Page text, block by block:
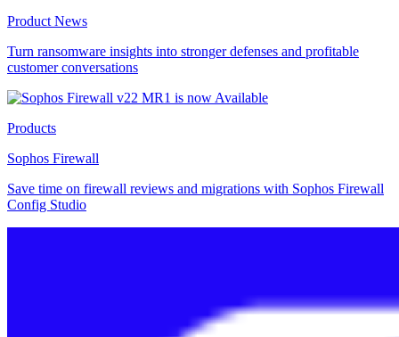
Product News
Turn ransomware insights into stronger defenses and profitable
customer conversations
Products
Sophos Firewall
Save time on firewall reviews and migrations with Sophos Firewall
Config Studio